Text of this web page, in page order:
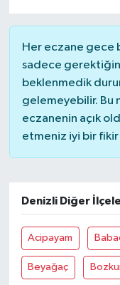
Her eczane gece
sadece
beklenmedik
gelemeyebilir. Bu
eczanenin açık
etmeniz iyi bir fikir
Denizli Diğer
Acipayam
Beyağaç